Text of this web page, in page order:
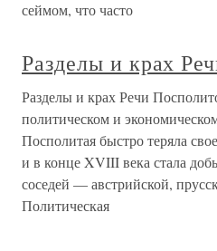
сеймом, что часто
Разделы и крах
Разделы и крах Речи
политическом и
Посполитая быстро теряла
и в конце XVIII века стала
соседей — австрийской,
Политическая